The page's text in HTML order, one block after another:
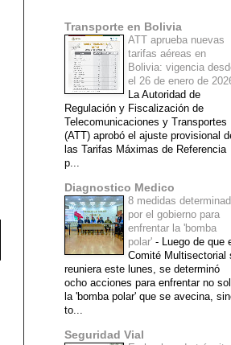
Transporte en Bolivia
ATT aprueba nuevas
tarifas aéreas en
Bolivia: vigencia
el 26 de enero de
La Autoridad de
Regulación y Fiscalización de
Telecomunicaciones y Transportes
(ATT) aprobó el ajuste provisional
las Tarifas Máximas de Referencia
p...
Diagnostico Medico
8 medidas
por el gobierno para
enfrentar la 'bomba
polar' - Luego de que
Comité Multisectorial
reuniera este lunes, se determinó
ocho acciones para enfrentar no
la 'bomba polar' que se avecina,
to...
Seguridad Vial